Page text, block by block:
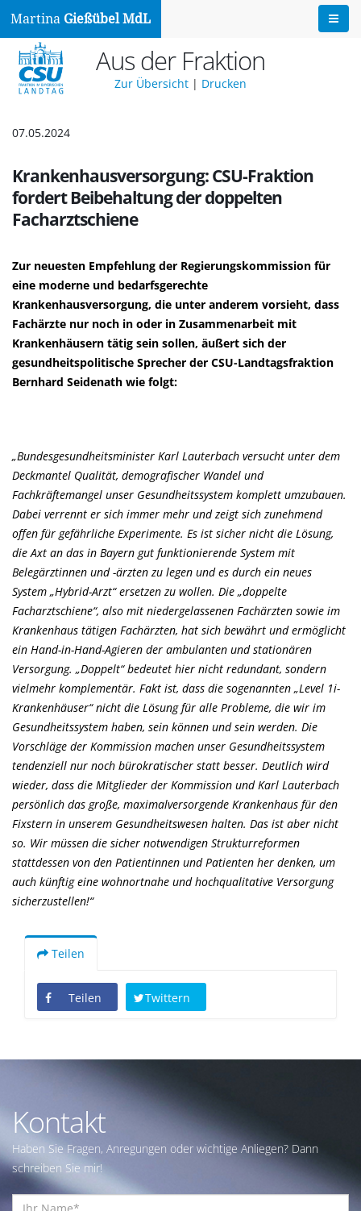
Martina Gießübel MdL
Aus der Fraktion
Zur Übersicht | Drucken
07.05.2024
Krankenhausversorgung: CSU-Fraktion
fordert Beibehaltung der doppelten
Facharztschiene
Zur neuesten Empfehlung der Regierungskommission für
eine moderne und bedarfsgerechte
Krankenhausversorgung, die unter anderem vorsieht, dass
Fachärzte nur noch in oder in Zusammenarbeit mit
Krankenhäusern tätig sein sollen, äußert sich der
gesundheitspolitische Sprecher der CSU-Landtagsfraktion
Bernhard Seidenath wie folgt:
Bundesgesundheitsminister Karl Lauterbach versucht unter dem
Deckmantel Qualität, demografischer Wandel und
Fachkräftemangel unser Gesundheitssystem komplett umzubauen.
Dabei verrennt er sich immer mehr und zeigt sich zunehmend
offen für gefährliche Experimente. Es ist sicher nicht die Lösung,
die Axt an das in Bayern gut funktionierende System mit
Belegärztinnen und -ärzten zu legen und es durch ein neues
System „Hybrid-Arzt“ ersetzen zu wollen. Die „doppelte
Facharztschiene“, also mit niedergelassenen Fachärzten sowie im
Krankenhaus tätigen Fachärzten, hat sich bewährt und ermöglicht
ein Hand-in-Hand-Agieren der ambulanten und stationären
Versorgung. „Doppelt“ bedeutet hier nicht redundant, sondern
vielmehr komplementär. Fakt ist, dass die sogenannten „Level 1i-
Krankenhäuser“ nicht die Lösung für alle Probleme, die wir im
Gesundheitssystem haben, sein können und sein werden. Die
Vorschläge der Kommission machen unser Gesundheitssystem
tendenziell nur noch bürokratischer statt besser. Deutlich wird
wieder, dass die Mitglieder der Kommission und Karl Lauterbach
persönlich das große, maximalversorgende Krankenhaus für den
Fixstern in unserem Gesundheitswesen halten. Das ist aber nicht
so. Wir müssen die sicher notwendigen Strukturreformen
stattdessen von den Patientinnen und Patienten her denken, um
auch künftig eine wohnortnahe und hochqualitative Versorgung
sicherzustellen!“
Teilen
Teilen Twittern
Kontakt
Haben Sie Fragen, Anregungen oder wichtige Anliegen? Dann
schreiben Sie mir!